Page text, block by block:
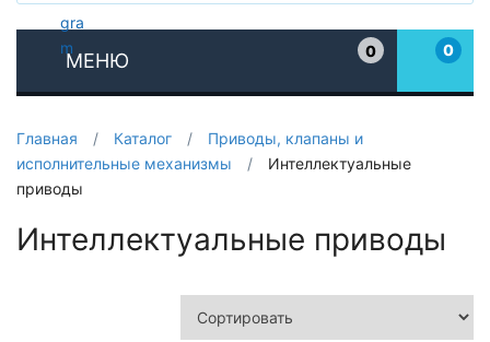
МЕНЮ
0
0
Главная / Каталог /
Приводы, клапаны и
исполнительные механизмы
/
Интеллектуальные
приводы
Интеллектуальные приводы